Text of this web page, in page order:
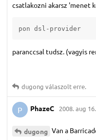
csatlakozni akarsz 'menet
pon dsl-provider
paranccsal tudsz. (vagyis
dugong válaszolt erre.
P PhazeC 2008. aug 16.
dugong Van a